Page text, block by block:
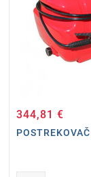
344,81 €